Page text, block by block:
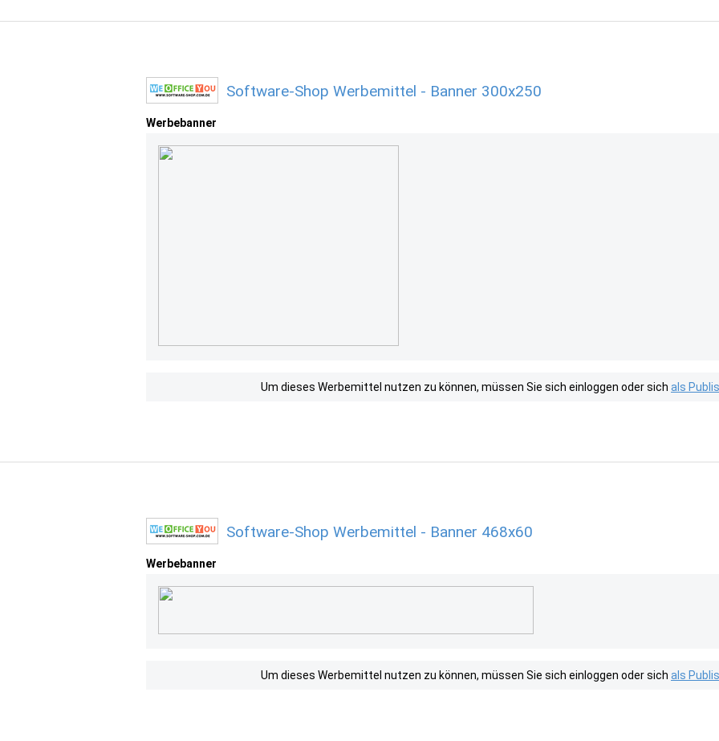
Software-Shop Werbemittel - Banner 300x250
Werbebanner
Um dieses Werbemittel nutzen zu können, müssen Sie sich einloggen oder sich als
Software-Shop Werbemittel - Banner 468x60
Werbebanner
Um dieses Werbemittel nutzen zu können, müssen Sie sich einloggen oder sich als